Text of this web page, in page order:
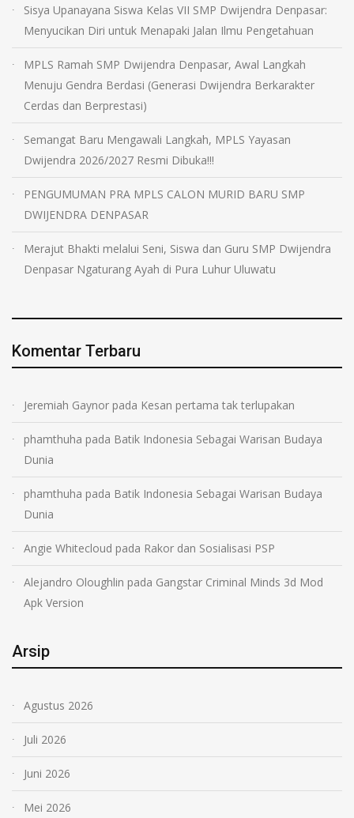
Sisya Upanayana Siswa Kelas VII SMP Dwijendra Denpasar:
Menyucikan Diri untuk Menapaki Jalan Ilmu Pengetahuan
MPLS Ramah SMP Dwijendra Denpasar, Awal Langkah
Menuju Gendra Berdasi (Generasi Dwijendra Berkarakter
Cerdas dan Berprestasi)
Semangat Baru Mengawali Langkah, MPLS Yayasan
Dwijendra 2026/2027 Resmi Dibuka!!!
PENGUMUMAN PRA MPLS CALON MURID BARU SMP
DWIJENDRA DENPASAR
Merajut Bhakti melalui Seni, Siswa dan Guru SMP Dwijendra
Denpasar Ngaturang Ayah di Pura Luhur Uluwatu
Komentar Terbaru
Jeremiah Gaynor pada Kesan pertama tak terlupakan
phamthuha pada Batik Indonesia Sebagai Warisan Budaya
Dunia
phamthuha pada Batik Indonesia Sebagai Warisan Budaya
Dunia
Angie Whitecloud pada Rakor dan Sosialisasi PSP
Alejandro Oloughlin pada Gangstar Criminal Minds 3d Mod
Apk Version
Arsip
Agustus 2026
Juli 2026
Juni 2026
Mei 2026